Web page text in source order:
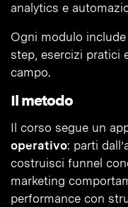
analytics e
Ogni modulo
step, esercizi pratici
campo.
Il metodo
Il corso segue un
operativo: parti
costruisci funnel
marketing
performance con